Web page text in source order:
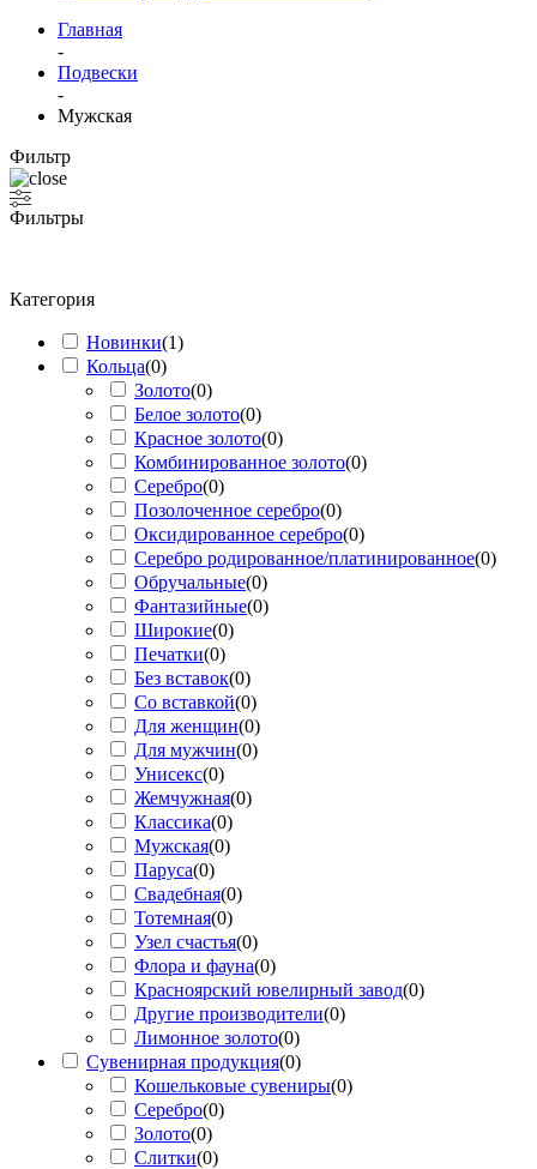
Главная
-
Подвески
-
Мужская
Фильтр
Фильтры
Категория
Новинки(1)
Кольца(0)
Золото(0)
Белое золото(0)
Красное золото(0)
Комбинированное золото(0)
Серебро(0)
Позолоченное серебро(0)
Оксидированное серебро(0)
Серебро родированное/платинированное(0)
Обручальные(0)
Фантазийные(0)
Широкие(0)
Печатки(0)
Без вставок(0)
Со вставкой(0)
Для женщин(0)
Для мужчин(0)
Унисекс(0)
Жемчужная(0)
Классика(0)
Мужская(0)
Паруса(0)
Свадебная(0)
Тотемная(0)
Узел счастья(0)
Флора и фауна(0)
Красноярский ювелирный завод(0)
Другие производители(0)
Лимонное золото(0)
Сувенирная продукция(0)
Кошельковые сувениры(0)
Серебро(0)
Золото(0)
Слитки(0)